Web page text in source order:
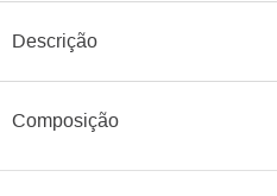
Descrição
Composição